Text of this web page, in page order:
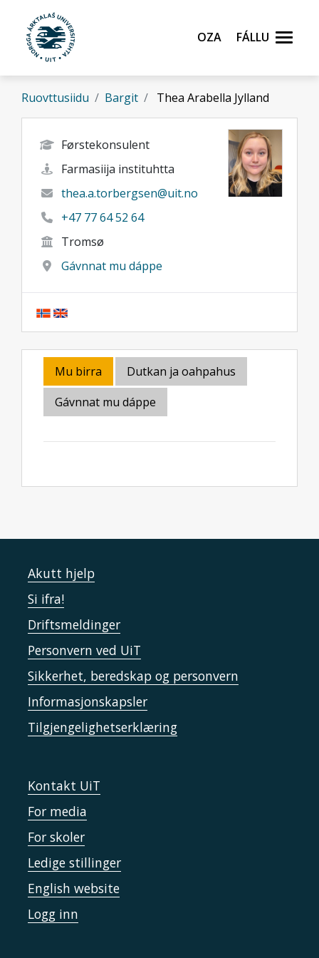
Gå til hovedinnhold
Oza
Fállu
Ruovttusiidu Bargit Thea Arabella Jylland
Førstekonsulent
Farmasiija instituhtta
thea.a.torbergsen@uit.no
+47 77 64 52 64
Tromsø
Gávnnat mu dáppe
Mu birra
Dutkan ja oahpahus
Gávnnat mu dáppe
Akutt hjelp
Si ifra!
Driftsmeldinger
Personvern ved UiT
Sikkerhet, beredskap og personvern
Informasjonskapsler
Tilgjengelighetserklæring
Kontakt UiT
For media
For skoler
Ledige stillinger
English website
Logg inn